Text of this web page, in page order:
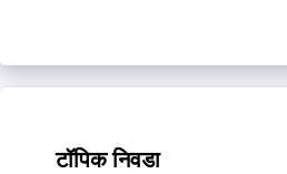
टॉपिक निवडा